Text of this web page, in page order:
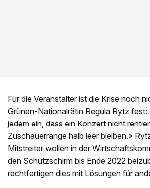
Für die Veranstalter ist die Krise noch
Grünen-Nationalrätin Regula Rytz fest:
jedem ein, dass ein Konzert nicht
Zuschauerränge halb leer bleiben.»
Mitstreiter wollen in der
den Schutzschirm bis Ende 2022
rechtfertigen dies mit Lösungen für